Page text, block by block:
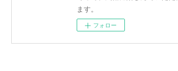
ます。
フォロー